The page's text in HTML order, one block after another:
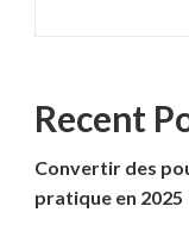
Recent
Convertir des
pratique en 2025